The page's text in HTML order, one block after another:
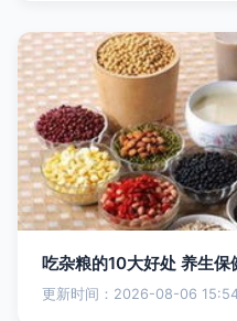
吃杂粮的10大好处 养生保
更新时间：2026-08-06